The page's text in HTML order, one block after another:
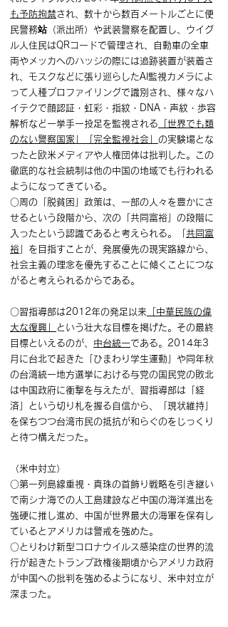
も予防拘禁され、数十から数百メートルごとに便
民警務站（派出所）や武装警察を配置し、ウイグ
ル人住民はQRコードで管理され、自動車の全車
両やメッカへのハッジの際には追跡装置が装着さ
れ、モスクなどに張り巡らしたAI監視カメラによ
って人種プロファイリングで識別され、様々なハ
イテクで顔認証・虹彩・指紋・DNA・声紋・歩容
解析など一挙手一投足を監視される 「世界でも類
のない警察国家」「完全監視社会」 の実験場とな
ったと欧米メディアや人権団体は批判した。この
徹底的な社会統制は他の中国の地域でも行われる
ようになってきている。
○周の「脱貧困」政策は、一部の人々を豊かにさ
せるという段階から、次の「共同富裕」の段階に
入ったという認識であると考えられる。「 共同富
裕 」を目指すことが、発展優先の現実路線から、
社会主義の理念を優先することに傾くことにつな
がると考えられるからである。
○習指導部は2012年の発足以来 「中華民族の偉
大な復興」
という壮大な目標を掲げた。その最終
目標といえるのが、 中台統一である。2014年3
月に台北で起きた「ひまわり学生運動」や同年秋
の台湾統一地方選挙における与党の国民党の敗北
は中国政府に衝撃を与えたが、習指導部は「経
済」という切り札を握る自信から、「現状維持」
を保ちつつ台湾市民の抵抗が和らぐのをじっくり
と待つ構えだった。
（米中対立）
○第一列島線重視・真珠の首飾り戦略を引き継い
で南シナ海での人工島建設など中国の海洋進出を
強硬に推し進め、中国が世界最大の海軍を保有し
ているとアメリカは警戒を強めた。
○とりわけ新型コロナウイルス感染症の世界的流
行が起きたトランプ政権後期頃からアメリカ政府
が中国への批判を強めるようになり、米中対立が
深まった。